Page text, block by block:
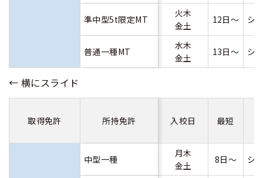
準中型5t限定MT
火木
金土
12日～ シ
普通一種MT
水木
金土
13日～ シ
取得免許 所持免許 入校日 最短
中型一種
月木
金土
8日～ シ